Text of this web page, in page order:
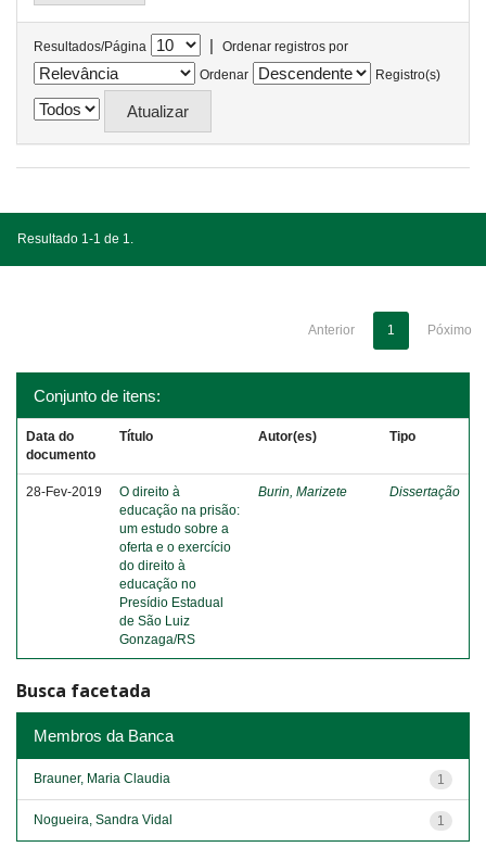
Resultados/Página |
Ordenar registros por
Ordenar
Registro(s)
Resultado 1-1 de 1.
Anterior 1 Póximo
Conjunto de itens:
Data do
documento
Título Autor(es) Tipo
28-Fev-2019
O direito à
educação na prisão:
um estudo sobre a
oferta e o exercício
do direito à
educação no
Presídio Estadual
de São Luiz
Gonzaga/RS
Burin, Marizete Dissertação
Busca facetada
Membros da Banca
1
Brauner, Maria Claudia
1
Nogueira, Sandra Vidal